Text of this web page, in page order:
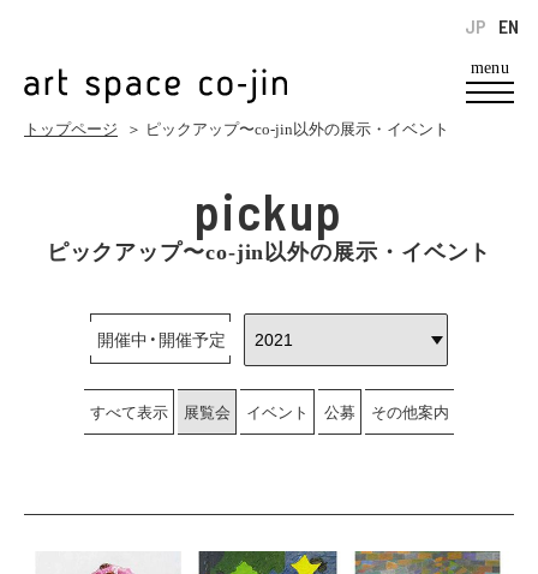
menu
EN
JP
トップページ ＞ ピックアップ〜co-jin以外の展示・イベント
pickup
ピックアップ〜co-jin以外の展示・イベント
開催中・開催予定
すべて表示 展覧会 イベント 公募 その他案内